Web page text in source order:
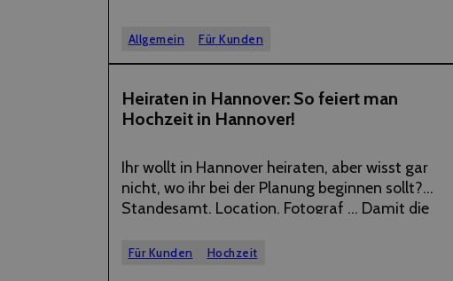
romantisch, wie wenn Gene Kelly das mit Jean
Allgemein Für Kunden
10
JUNI
Heiraten in Hannover: So feiert man
Hochzeit in Hannover!
Ihr wollt in Hannover heiraten, aber wisst gar
nicht, wo ihr bei der Planung beginnen sollt?
Standesamt, Location, Fotograf … Damit die
umschlägt, kommt hier der EVELY-Guide mit allen
Für Kunden Hochzeit